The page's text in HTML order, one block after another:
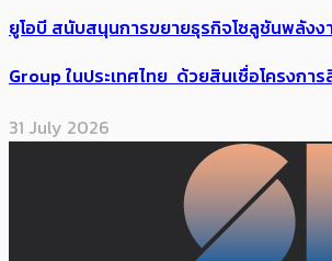
ยูโอบี สนับสนุนการขยายธุรกิจโซลูชันพลังง
Group ในประเทศไทย ด้วยสินเชื่อโครงการ
31 July 2026